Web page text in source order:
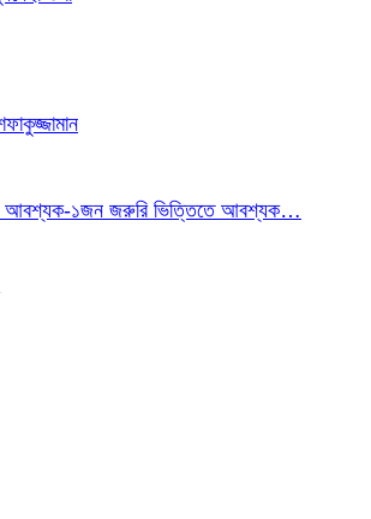
আবশ্যক-১জন জরুরি ভিত্তিতে আবশ্যক…